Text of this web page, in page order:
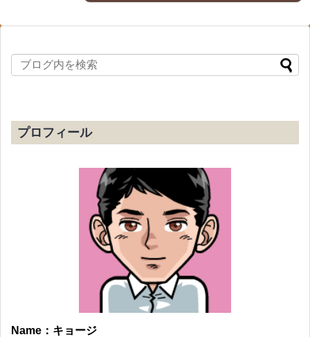
プロフィール
Name：キョージ